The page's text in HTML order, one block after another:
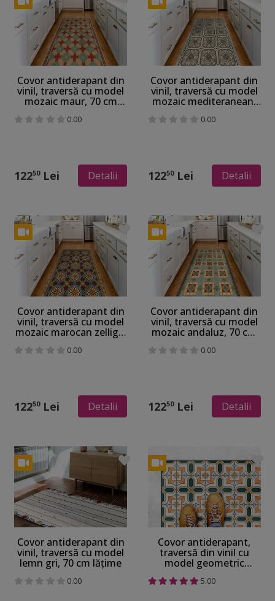
Covor antiderapant din
vinil, traversă cu model
mozaic maur, 70 cm
0.00
12250Lei Detalii
Covor antiderapant din
vinil, traversă cu model
mozaic mediteranean,
0.00
12250Lei Detalii
Covor antiderapant din
vinil, traversă cu model
mozaic marocan zellige,
0.00
12250Lei Detalii
Covor antiderapant din
vinil, traversă cu model
mozaic andaluz, 70 cm
0.00
12250Lei Detalii
Covor antiderapant din
vinil, traversă cu model
lemn gri, 70 cm lățime
0.00
Covor antiderapant,
traversă din vinil cu
model geometric
colorat, 70 cm lățime
5.00